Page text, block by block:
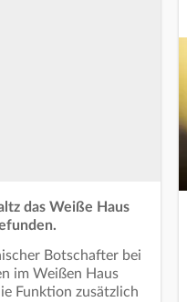
das Weiße Haus
Botschafter bei
im Weißen Haus
Funktion zusätzlich